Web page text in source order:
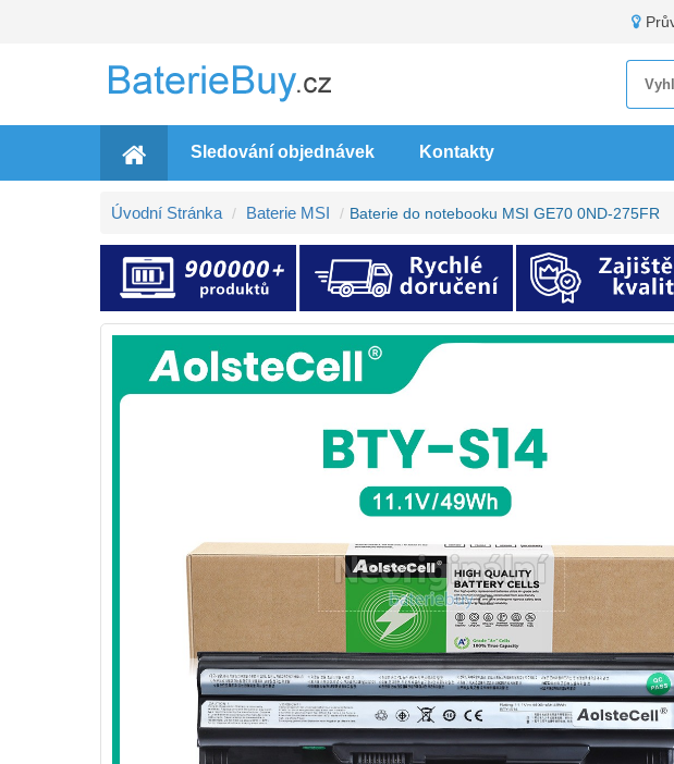
Sledování objednávek Kontakty
Úvodní Stránka Baterie MSI Baterie do notebooku MSI GE70 0ND-275FR